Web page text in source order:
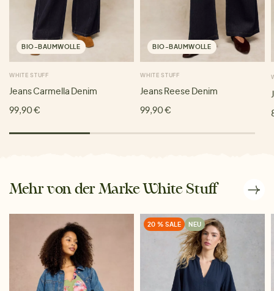
BIO-BAUMWOLLE
WHITE STUFF
Jeans Carmella Denim
99,90 €
BIO-BAUMWOLLE
WHITE STUFF
Jeans Reese Denim
99,90 €
Mehr von der Marke White Stuff
20 % SALE NEU